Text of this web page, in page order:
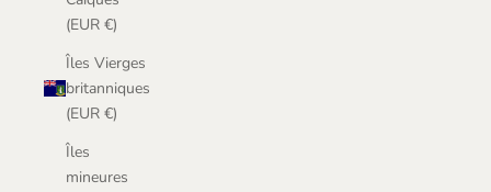
(EUR €)
Îles Vierges
britanniques
(EUR €)
Îles
mineures